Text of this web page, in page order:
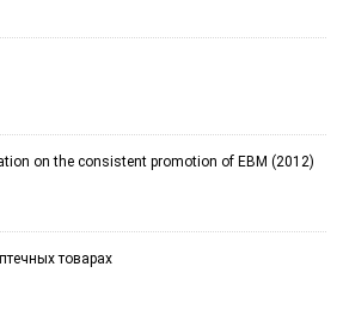
on the consistent promotion of EBM (2012)
товарах